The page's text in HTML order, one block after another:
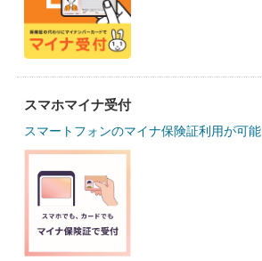
スマホマイナ受付
スマートフォンのマイナ保険証利用が可能